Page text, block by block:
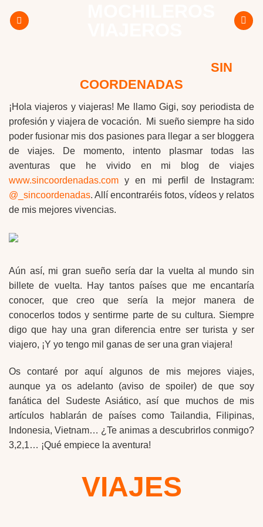
SIN
COORDENADAS
¡Hola viajeros y viajeras! Me llamo Gigi, soy periodista de
profesión y viajera de vocación. Mi sueño siempre ha sido
poder fusionar mis dos pasiones para llegar a ser bloggera
de viajes. De momento, intento plasmar todas las
aventuras que he vivido en mi blog de viajes
www.sincoordenadas.com y en mi perfil de Instagram:
@_sincoordenadas. Allí encontraréis fotos, vídeos y relatos
de mis mejores vivencias.
Aún así, mi gran sueño sería dar la vuelta al mundo sin
billete de vuelta. Hay tantos países que me encantaría
conocer, que creo que sería la mejor manera de
conocerlos todos y sentirme parte de su cultura. Siempre
digo que hay una gran diferencia entre ser turista y ser
viajero, ¡Y yo tengo mil ganas de ser una gran viajera!
Os contaré por aquí algunos de mis mejores viajes,
aunque ya os adelanto (aviso de spoiler) de que soy
fanática del Sudeste Asiático, así que muchos de mis
artículos hablarán de países como Tailandia, Filipinas,
Indonesia, Vietnam… ¿Te animas a descubrirlos conmigo?
3,2,1… ¡Qué empiece la aventura!
VIAJES